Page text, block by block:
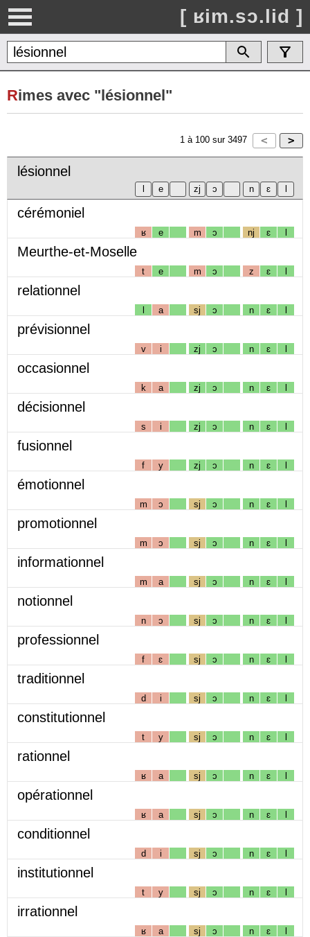
[ ʁim.sɔ.lid ]
Rimes avec "lésionnel"
1 à 100 sur 3497
lésionnel
cérémoniel
ʁ e m ɔ nj ɛ l
Meurthe-et-Moselle
t e m ɔ z ɛ l
relationnel
l a sj ɔ n ɛ l
prévisionnel
v i zj ɔ n ɛ l
occasionnel
k a zj ɔ n ɛ l
décisionnel
s i zj ɔ n ɛ l
fusionnel
f y zj ɔ n ɛ l
émotionnel
m ɔ sj ɔ n ɛ l
promotionnel
m ɔ sj ɔ n ɛ l
informationnel
m a sj ɔ n ɛ l
notionnel
n ɔ sj ɔ n ɛ l
professionnel
f ɛ sj ɔ n ɛ l
traditionnel
d i sj ɔ n ɛ l
constitutionnel
t y sj ɔ n ɛ l
rationnel
ʁ a sj ɔ n ɛ l
opérationnel
ʁ a sj ɔ n ɛ l
conditionnel
d i sj ɔ n ɛ l
institutionnel
t y sj ɔ n ɛ l
irrationnel
ʁ a sj ɔ n ɛ l